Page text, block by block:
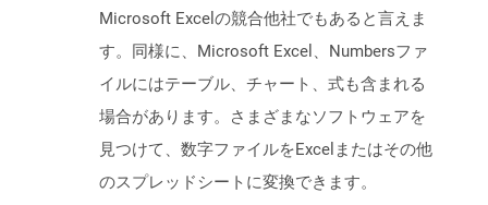
Microsoft Excelの競合他社でもあると言えま
す。同様に、Microsoft Excel、Numbersファ
イルにはテーブル、チャート、式も含まれる
場合があります。さまざまなソフトウェアを
見つけて、数字ファイルをExcelまたはその他
のスプレッドシートに変換できます。